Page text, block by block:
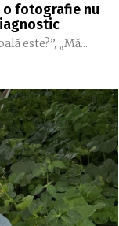
fotografie nu
este?”, „Mă...